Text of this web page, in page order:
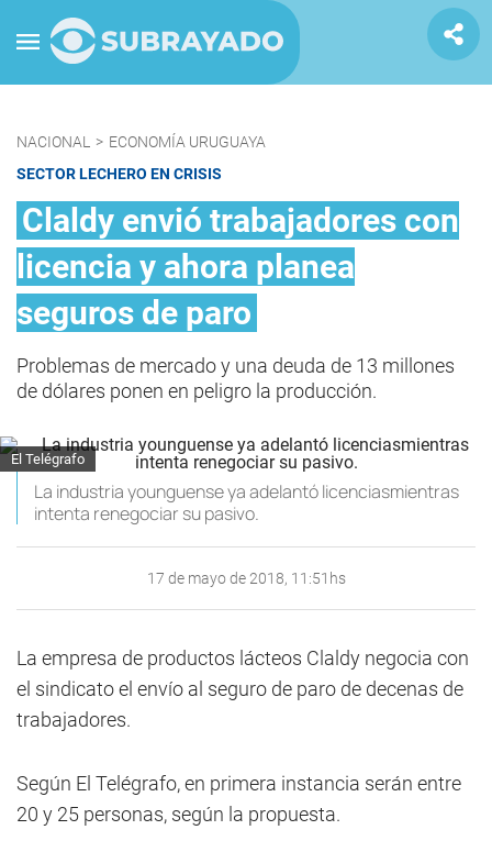
NACIONAL > ECONOMÍA URUGUAYA
SECTOR LECHERO EN CRISIS
Claldy envió trabajadores con
licencia y ahora planea
seguros de paro
Problemas de mercado y una deuda de 13 millones
de dólares ponen en peligro la producción.
El Telégrafo
La industria younguense ya adelantó licenciasmientras
intenta renegociar su pasivo.
17 de mayo de 2018, 11:51hs
La empresa de productos lácteos Claldy negocia con
el sindicato el envío al seguro de paro de decenas de
trabajadores.
Según El Telégrafo, en primera instancia serán entre
20 y 25 personas, según la propuesta.